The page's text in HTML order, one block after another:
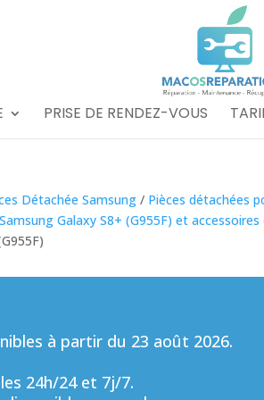
PRISE DE RENDEZ-VOUS
Détachée Samsung / Pièces détachées
Galaxy S8+ (G955F) et accessoires
à partir du 23 août 2026.
24h/24 et 7j/7.